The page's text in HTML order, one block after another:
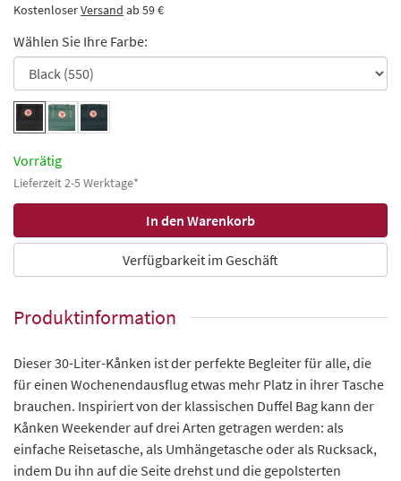
KostenloserVersand ab 59 €
Wählen Sie Ihre Farbe:
Vorrätig
Lieferzeit 2-5 Werktage*
Verfügbarkeit im Geschäft
Produktinformation
Dieser 30-Liter-Kånken ist der perfekte Begleiter für alle, die
für einen Wochenendausflug etwas mehr Platz in ihrer Tasche
brauchen. Inspiriert von der klassischen Duffel Bag kann der
Kånken Weekender auf drei Arten getragen werden: als
einfache Reisetasche, als Umhängetasche oder als Rucksack,
indem Du ihn auf die Seite drehst und die gepolsterten